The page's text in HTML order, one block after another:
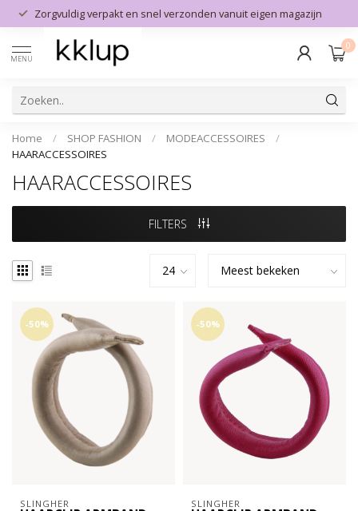
Zorgvuldig verpakt en snel verzonden vanuit eigen magazijn
MENU
0
Home / SHOP FASHION / MODEACCESSOIRES
/
HAARACCESSOIRES
HAARACCESSOIRES
FILTERS
-50%
SLINGHER
-50%
SLINGHER